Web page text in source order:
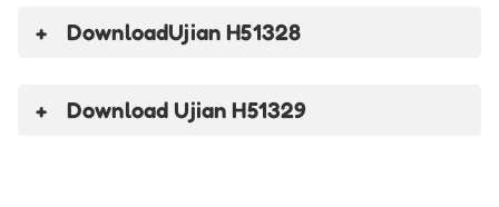
DownloadUjian H51328
Download Ujian H51329